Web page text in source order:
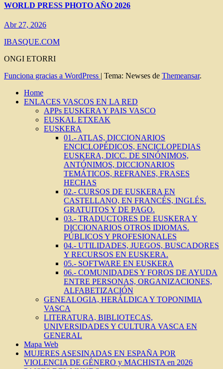
WORLD PRESS PHOTO AÑO 2026
Abr 27, 2026
IBASQUE.COM
ONGI ETORRI
Funciona gracias a WordPress | Tema: Newses de Themeansar.
Home
ENLACES VASCOS EN LA RED
APPs EUSKERA Y PAIS VASCO
EUSKAL ETXEAK
EUSKERA
01.- ATLAS, DICCIONARIOS
ENCICLOPÉDICOS, ENCICLOPEDIAS
EUSKERA, DICC. DE SINÓNIMOS,
ANTÓNIMOS, DICCIONARIOS
TEMÁTICOS, REFRANES, FRASES
HECHAS
02.- CURSOS DE EUSKERA EN
CASTELLANO, EN FRANCÉS, INGLÉS.
GRATUITOS Y DE PAGO.
03.- TRADUCTORES DE EUSKERA Y
DICCIONARIOS OTROS IDIOMAS.
PÚBLICOS Y PROFESIONALES
04.- UTILIDADES, JUEGOS, BUSCADORES
Y RECURSOS EN EUSKERA.
05.- SOFTWARE EN EUSKERA
06.- COMUNIDADES Y FOROS DE AYUDA
ENTRE PERSONAS, ORGANIZACIONES,
ALFABETIZACIÓN
GENEALOGIA, HERÁLDICA Y TOPONIMIA
VASCA
LITERATURA, BIBLIOTECAS,
UNIVERSIDADES Y CULTURA VASCA EN
GENERAL
Mapa Web
MUJERES ASESINADAS EN ESPAÑA POR
VIOLENCIA DE GÉNERO y MACHISTA en 2026